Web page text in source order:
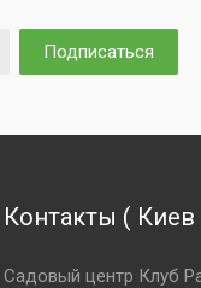
Подписаться
Контакты ( Киев
Садовый центр Клуб